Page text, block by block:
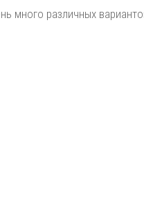
много различных